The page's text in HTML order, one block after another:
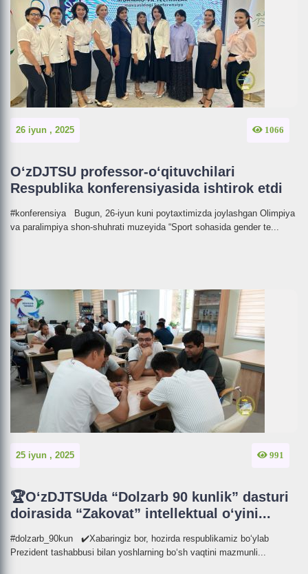
26 iyun , 2025 1066
O‘zDJTSU professor-o‘qituvchilari
Respublika konferensiyasida ishtirok etdi
#konferensiya Bugun, 26-iyun kuni poytaxtimizda joylashgan Olimpiya
va paralimpiya shon-shuhrati muzeyida “Sport sohasida gender te...
25 iyun , 2025 991
🏆O‘zDJTSUda “Dolzarb 90 kunlik” dasturi
doirasida “Zakovat” intellektual o‘yini...
#dolzarb_90kun ✔️Xabaringiz bor, hozirda respublikamiz bo‘ylab
Prezident tashabbusi bilan yoshlarning bo‘sh vaqtini mazmunli...